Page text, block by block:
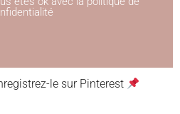
le sur Pinterest